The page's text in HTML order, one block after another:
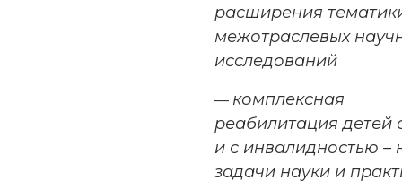
расширения
межотраслевых
исследований
— комплексная
реабилитация детей
и с инвалидностью –
задачи науки и